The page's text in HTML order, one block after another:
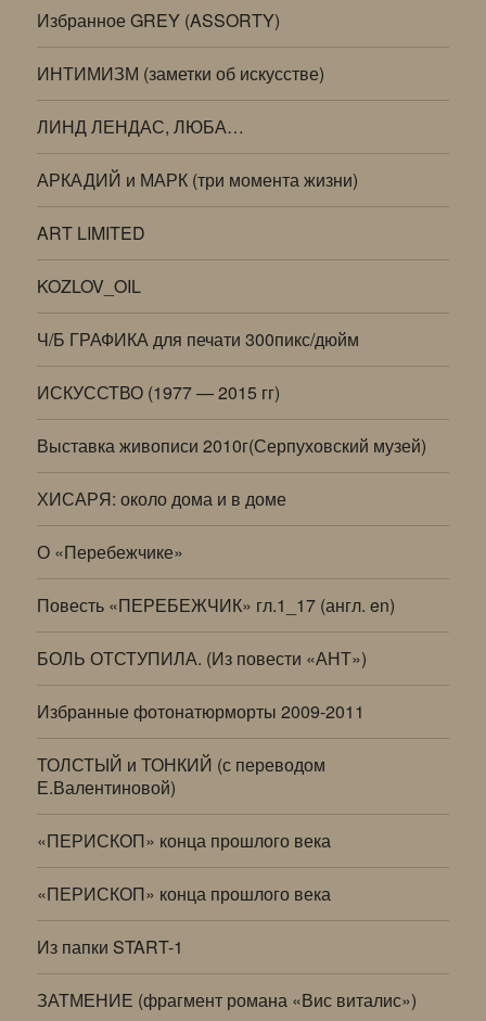
Избранное GREY (ASSORTY)
ИНТИМИЗМ (заметки об искусстве)
ЛИНД ЛЕНДАС, ЛЮБА…
АРКАДИЙ и МАРК (три момента жизни)
ART LIMITED
KOZLOV_OIL
Ч/Б ГРАФИКА для печати 300пикс/дюйм
ИСКУССТВО (1977 — 2015 гг)
Выставка живописи 2010г(Серпуховский музей)
ХИСАРЯ: около дома и в доме
О «Перебежчике»
Повесть «ПЕРЕБЕЖЧИК» гл.1_17 (англ. en)
БОЛЬ ОТСТУПИЛА. (Из повести «АНТ»)
Избранные фотонатюрморты 2009-2011
ТОЛСТЫЙ и ТОНКИЙ (с переводом
Е.Валентиновой)
«ПЕРИСКОП» конца прошлого века
«ПЕРИСКОП» конца прошлого века
Из папки START-1
ЗАТМЕНИЕ (фрагмент романа «Вис виталис»)